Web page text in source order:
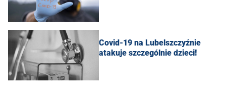
Covid-19 na Lubelszczyźnie
atakuje szczególnie dzieci!